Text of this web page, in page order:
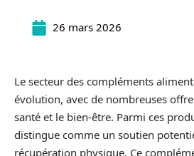
26 mars 2026
Le secteur des compléments
évolution, avec de nombreuses
santé et le bien-être. Parmi ces
distingue comme un soutien
récupération physique. Ce